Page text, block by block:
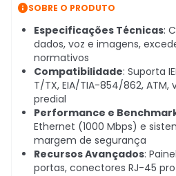
SOBRE O PRODUTO
Especificações Técnicas:
dados, voz e imagens,
normativos
Compatibilidade: Suporta
T/TX, EIA/TIA-854/862,
predial
Performance e
Ethernet (1000 Mbps) e
margem de segurança
Recursos Avançados:
portas, conectores RJ-45